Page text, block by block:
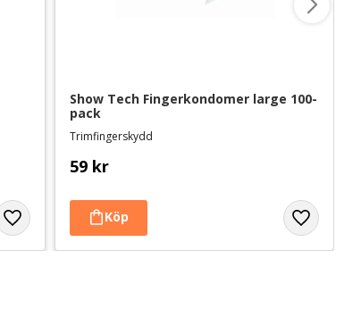
Show Tech Fingerkondomer large 100-
pack
Trimfingerskydd
59 kr